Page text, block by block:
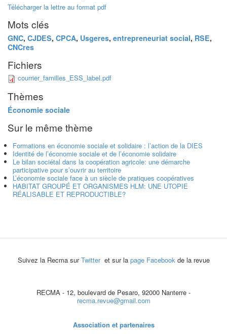
Télécharger la lettre au format pdf
Mots clés
GNC, CJDES, CPCA, Usgeres, entrepreneuriat social, RSE,
CNCres
Fichiers
courrier_familles_ESS_label.pdf
Thèmes
Économie sociale
Sur le même thème
Formations en économie sociale et solidaire : l’action de la DIES
Identité de l’économie sociale et de l’économie solidaire
Le bilan sociétal dans la coopération agricole: une démarche
participative pour s’ouvrir au territoire
L’économie sociale face à un siècle de pratiques coopératives
HABITAT GROUPÉ ET ORGANISMES HLM: UNE UTOPIE
RÉALISABLE ET REPRODUCTIBLE?
Suivez la Recma surTwitter et sur la page Facebook de la revue
RECMA - 12, boulevard de Pesaro, 92000 Nanterre -
recma.revue@gmail.com
Association et partenaires